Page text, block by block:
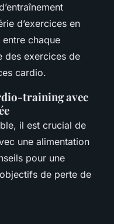
d’exercices en
chaque
des exercices de
cardio.
training avec
il est crucial de
une alimentation
pour une
de perte de